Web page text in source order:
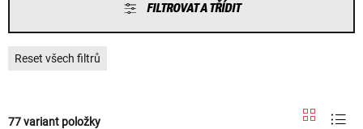
FILTROVAT A TŘÍDIT
Reset všech filtrů
77 variant položky